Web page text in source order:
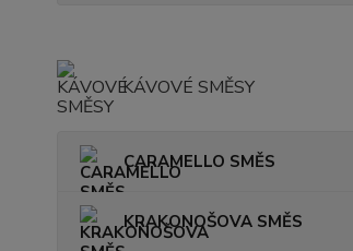
KÁVOVÉ SMĚSY
CARAMELLO SMĚS
KRAKONOŠOVA SMĚS